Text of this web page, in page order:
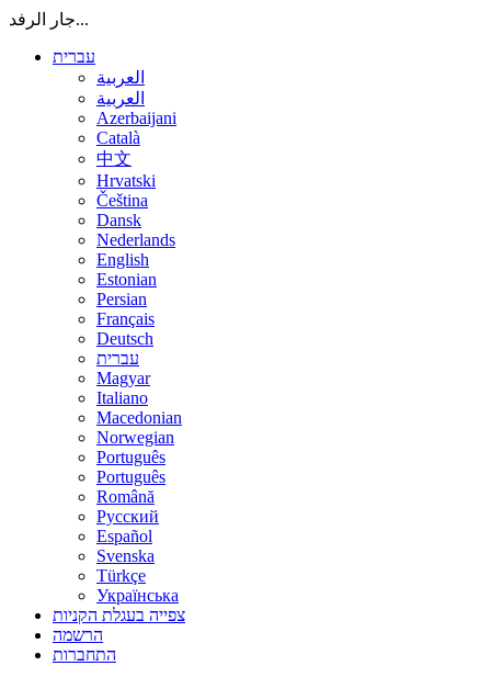
جار الرفد...
עברית
العربية
العربية
Azerbaijani
Català
中文
Hrvatski
Čeština
Dansk
Nederlands
English
Estonian
Persian
Français
Deutsch
עברית
Magyar
Italiano
Macedonian
Norwegian
Português
Português
Română
Русский
Español
Svenska
Türkçe
Українська
צפייה בעגלת הקניות
הרשמה
התחברות